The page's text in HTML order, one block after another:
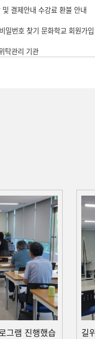
및 결제안내 수강료 환불 안내
밀번호 찾기 문화학교 회원가입
탁관리 기관
그램 진행했습
길